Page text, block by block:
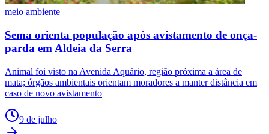
meio ambiente
Sema orienta população após avistamento de onça-
parda em Aldeia da Serra
Animal foi visto na Avenida Aquário, região próxima a área de
mata; órgãos ambientais orientam moradores a manter distância em
caso de novo avistamento
9 de julho